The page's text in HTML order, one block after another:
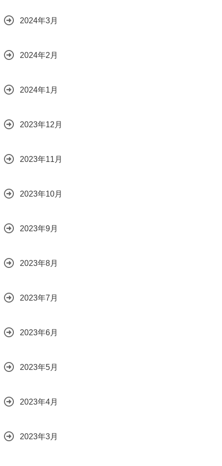
2024年3月
2024年2月
2024年1月
2023年12月
2023年11月
2023年10月
2023年9月
2023年8月
2023年7月
2023年6月
2023年5月
2023年4月
2023年3月